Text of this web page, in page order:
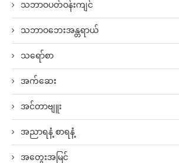
သဘာဝပတ်ဝန်းကျင်
သဘာဝဘေးအန္တရာယ်
သရော်စာ
အက်ဆေး
အင်တာဗျူး
အညာရနံ့ စာရနံ့
အတွေးအမြင်